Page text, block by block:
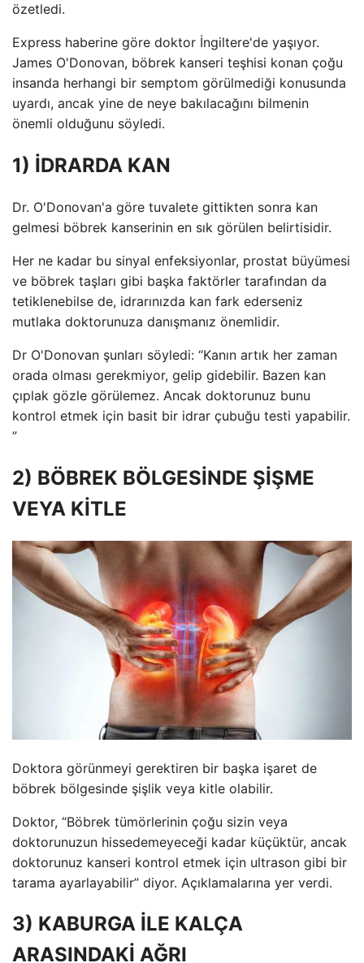
özetledi.
Express haberine göre doktor İngiltere'de yaşıyor.
James O'Donovan, böbrek kanseri teşhisi konan çoğu
insanda herhangi bir semptom görülmediği konusunda
uyardı, ancak yine de neye bakılacağını bilmenin
önemli olduğunu söyledi.
1) İDRARDA KAN
Dr. O'Donovan'a göre tuvalete gittikten sonra kan
gelmesi böbrek kanserinin en sık görülen belirtisidir.
Her ne kadar bu sinyal enfeksiyonlar, prostat büyümesi
ve böbrek taşları gibi başka faktörler tarafından da
tetiklenebilse de, idrarınızda kan fark ederseniz
mutlaka doktorunuza danışmanız önemlidir.
Dr O'Donovan şunları söyledi: “Kanın artık her zaman
orada olması gerekmiyor, gelip gidebilir. Bazen kan
çıplak gözle görülemez. Ancak doktorunuz bunu
kontrol etmek için basit bir idrar çubuğu testi yapabilir.
”
2) BÖBREK BÖLGESİNDE ŞİŞME
VEYA KİTLE
Doktora görünmeyi gerektiren bir başka işaret de
böbrek bölgesinde şişlik veya kitle olabilir.
Doktor, “Böbrek tümörlerinin çoğu sizin veya
doktorunuzun hissedemeyeceği kadar küçüktür, ancak
doktorunuz kanseri kontrol etmek için ultrason gibi bir
tarama ayarlayabilir” diyor. Açıklamalarına yer verdi.
3) KABURGA İLE KALÇA
ARASINDAKİ AĞRI